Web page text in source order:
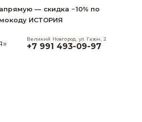
— скидка −10% по
ИСТОРИЯ
Великий Новгород, ул. Газон, 2
+7 991 493-09-97